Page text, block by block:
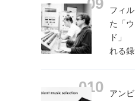
フィ
た「
ド」
れる
アン